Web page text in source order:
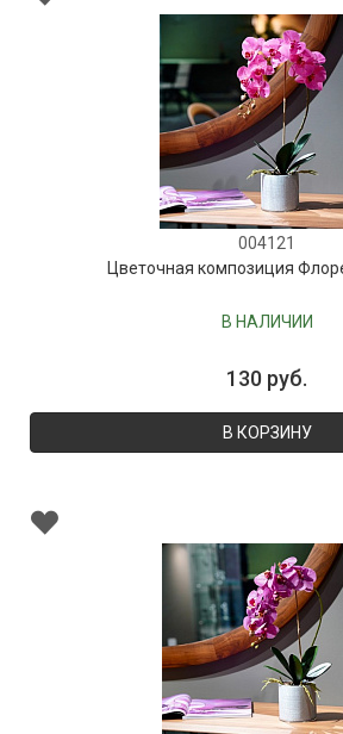
004121
Цветочная композиция
В НАЛИЧИИ
130 руб.
В КОРЗИНУ